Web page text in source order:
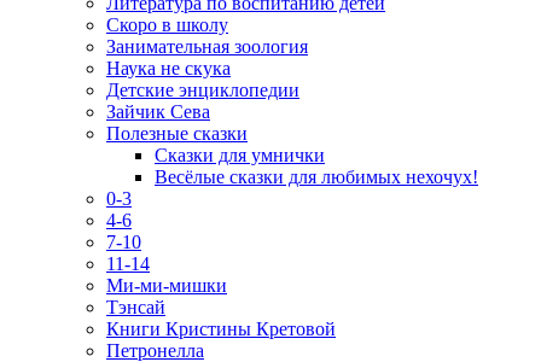
Скоро в школу
Занимательная зоология
Наука не скука
Детские энциклопедии
Зайчик Сева
Полезные сказки
Сказки для умнички
Весёлые сказки для любимых нехочух!
0-3
4-6
7-10
11-14
Ми-ми-мишки
Тэнсай
Книги Кристины Кретовой
Петронелла